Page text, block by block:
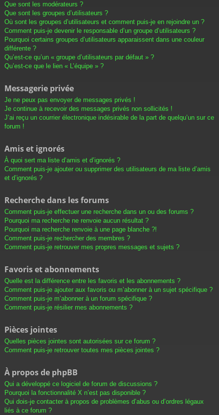
Que sont les modérateurs ?
Que sont les groupes d’utilisateurs ?
Où sont les groupes d’utilisateurs et comment puis-je en rejoindre un ?
Comment puis-je devenir le responsable d’un groupe d’utilisateurs ?
Pourquoi certains groupes d’utilisateurs apparaissent dans une couleur
différente ?
Qu’est-ce qu’un « groupe d’utilisateurs par défaut » ?
Qu’est-ce que le lien « L’équipe » ?
Messagerie privée
Je ne peux pas envoyer de messages privés !
Je continue à recevoir des messages privés non sollicités !
J’ai reçu un courrier électronique indésirable de la part de quelqu’un sur ce
forum !
Amis et ignorés
À quoi sert ma liste d’amis et d’ignorés ?
Comment puis-je ajouter ou supprimer des utilisateurs de ma liste d’amis
et d’ignorés ?
Recherche dans les forums
Comment puis-je effectuer une recherche dans un ou des forums ?
Pourquoi ma recherche ne renvoie aucun résultat ?
Pourquoi ma recherche renvoie à une page blanche ?!
Comment puis-je rechercher des membres ?
Comment puis-je retrouver mes propres messages et sujets ?
Favoris et abonnements
Quelle est la différence entre les favoris et les abonnements ?
Comment puis-je ajouter aux favoris ou m’abonner à un sujet spécifique ?
Comment puis-je m’abonner à un forum spécifique ?
Comment puis-je résilier mes abonnements ?
Pièces jointes
Quelles pièces jointes sont autorisées sur ce forum ?
Comment puis-je retrouver toutes mes pièces jointes ?
À propos de phpBB
Qui a développé ce logiciel de forum de discussions ?
Pourquoi la fonctionnalité X n’est pas disponible ?
Qui dois-je contacter à propos de problèmes d’abus ou d’ordres légaux
liés à ce forum ?